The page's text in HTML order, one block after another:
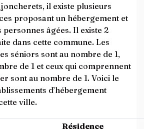
il existe plusieurs
proposant un hébergement et
personnes âgées. Il existe 2
dans cette commune. Les
séniors sont au nombre de 1,
de 1 et ceux qui comprennent
sont au nombre de 1. Voici le
d’hébergement
ville.
Résidence